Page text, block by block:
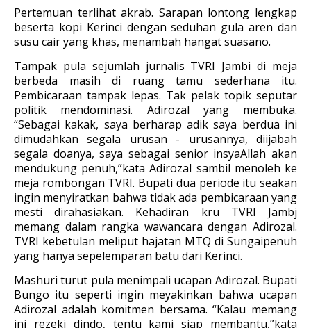
Pertemuan terlihat akrab. Sarapan lontong lengkap
beserta kopi Kerinci dengan seduhan gula aren dan
susu cair yang khas, menambah hangat suasano.
Tampak pula sejumlah jurnalis TVRI Jambi di meja
berbeda masih di ruang tamu sederhana itu.
Pembicaraan tampak lepas. Tak pelak topik seputar
politik mendominasi. Adirozal yang membuka.
“Sebagai kakak, saya berharap adik saya berdua ini
dimudahkan segala urusan - urusannya, diijabah
segala doanya, saya sebagai senior insyaAllah akan
mendukung penuh,”kata Adirozal sambil menoleh ke
meja rombongan TVRI. Bupati dua periode itu seakan
ingin menyiratkan bahwa tidak ada pembicaraan yang
mesti dirahasiakan. Kehadiran kru TVRI Jambj
memang dalam rangka wawancara dengan Adirozal.
TVRI kebetulan meliput hajatan MTQ di Sungaipenuh
yang hanya sepelemparan batu dari Kerinci.
Mashuri turut pula menimpali ucapan Adirozal. Bupati
Bungo itu seperti ingin meyakinkan bahwa ucapan
Adirozal adalah komitmen bersama. “Kalau memang
ini rezeki dindo, tentu kami siap membantu,”kata